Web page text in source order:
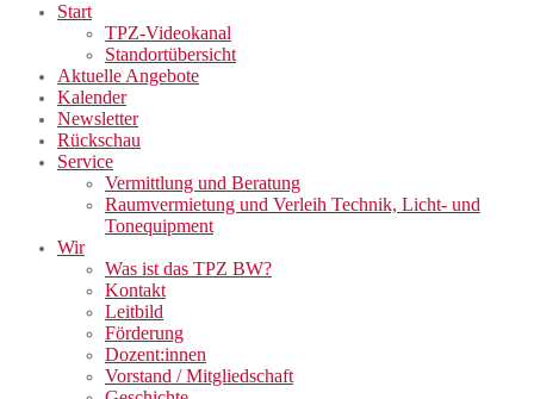
Start
TPZ-Videokanal
Standortübersicht
Aktuelle Angebote
Kalender
Newsletter
Rückschau
Service
Vermittlung und Beratung
Raumvermietung und Verleih Technik, Licht- und
Tonequipment
Wir
Was ist das TPZ BW?
Kontakt
Leitbild
Förderung
Dozent:innen
Vorstand / Mitgliedschaft